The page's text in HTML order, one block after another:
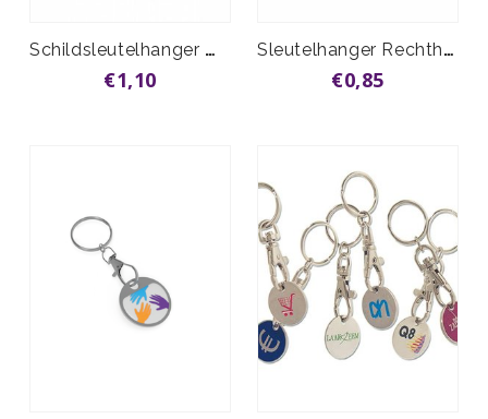
Schildsleutelhanger met muntje vanaf
€1,10
Sleutelhanger Rechthoek vanaf
€0,85